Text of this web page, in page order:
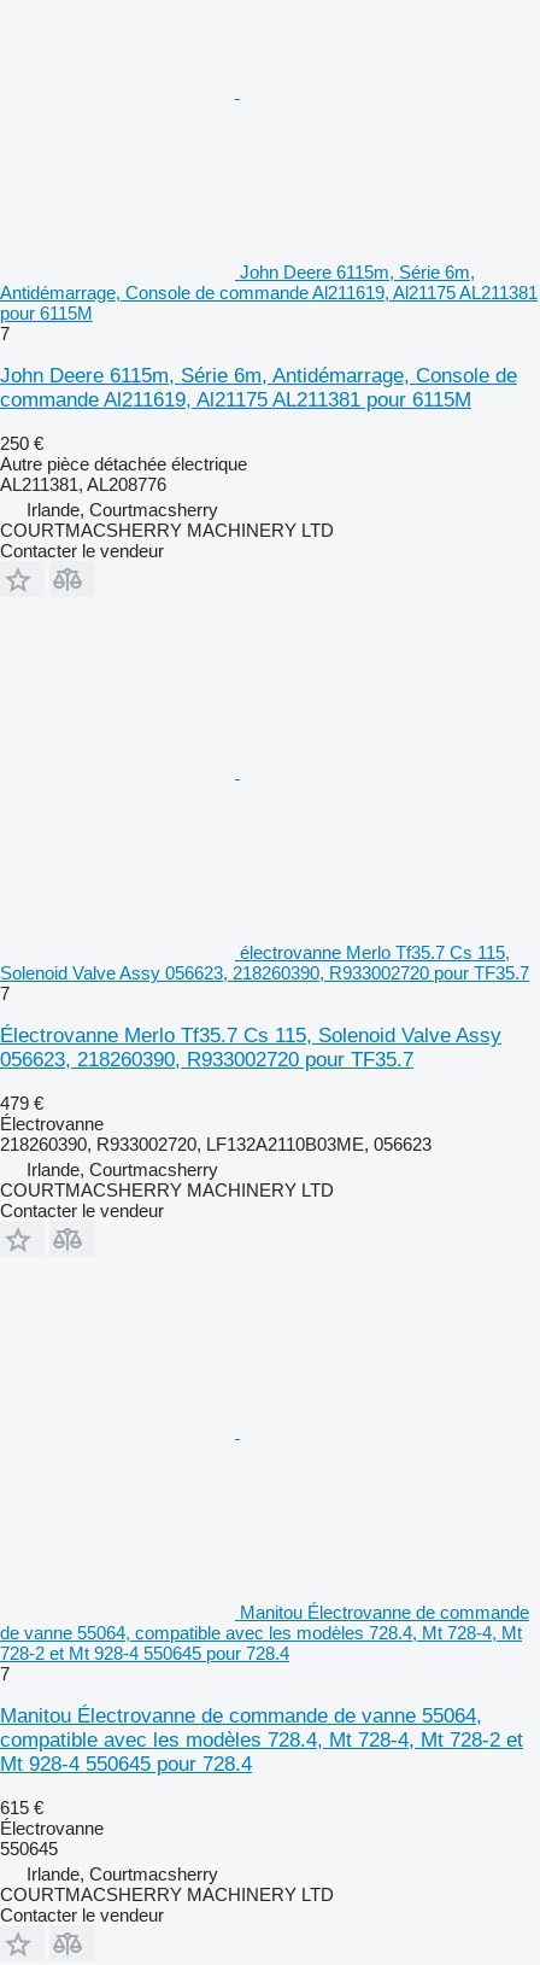
John Deere 6115m, Série 6m,
Antidémarrage, Console de commande Al211619, Al21175 AL211381
pour 6115M
7
John Deere 6115m, Série 6m, Antidémarrage, Console de
commande Al211619, Al21175 AL211381 pour 6115M
250 €
Autre pièce détachée électrique
AL211381, AL208776
Irlande, Courtmacsherry
COURTMACSHERRY MACHINERY LTD
Contacter le vendeur
électrovanne Merlo Tf35.7 Cs 115,
Solenoid Valve Assy 056623, 218260390, R933002720 pour TF35.7
7
Électrovanne Merlo Tf35.7 Cs 115, Solenoid Valve Assy
056623, 218260390, R933002720 pour TF35.7
479 €
Électrovanne
218260390, R933002720, LF132A2110B03ME, 056623
Irlande, Courtmacsherry
COURTMACSHERRY MACHINERY LTD
Contacter le vendeur
Manitou Électrovanne de commande
de vanne 55064, compatible avec les modèles 728.4, Mt 728-4, Mt
728-2 et Mt 928-4 550645 pour 728.4
7
Manitou Électrovanne de commande de vanne 55064,
compatible avec les modèles 728.4, Mt 728-4, Mt 728-2 et
Mt 928-4 550645 pour 728.4
615 €
Électrovanne
550645
Irlande, Courtmacsherry
COURTMACSHERRY MACHINERY LTD
Contacter le vendeur